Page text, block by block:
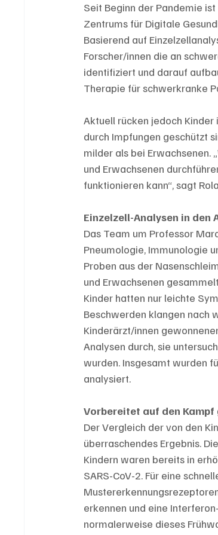
Seit Beginn der Pandemie
Zentrums für Digitale
Basierend auf
Forscher/innen die an
identifiziert und darauf
Therapie für schwerkranke
Aktuell rücken jedoch
durch Impfungen geschützt
milder als bei Erwachsenen.
und Erwachsenen
funktionieren kann“, sagt
Einzelzell-Analysen in den
Das Team um Professor
Pneumologie, Immunologie
Proben aus der
und Erwachsenen
Kinder hatten nur leichte
Beschwerden klangen nach
Kinderärzt/innen
Analysen durch, sie
wurden. Insgesamt wurden
analysiert.
Vorbereitet auf den Kampf
Der Vergleich der von den
überraschendes Ergebnis.
Kindern waren bereits in
SARS-CoV-2. Für eine
erkennen und eine
normalerweise dieses